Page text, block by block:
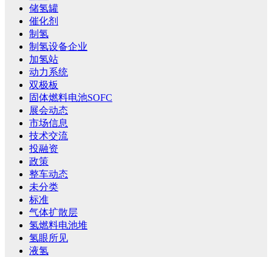
储氢罐
催化剂
制氢
制氢设备企业
加氢站
动力系统
双极板
固体燃料电池SOFC
展会动态
市场信息
技术交流
投融资
政策
整车动态
未分类
标准
气体扩散层
氢燃料电池堆
氢眼所见
液氢